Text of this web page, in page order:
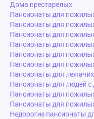
Дома престарелых
Пансионаты для
Пансионаты для
Пансионаты для
Пансионаты для
Пансионаты для
Пансионаты для
Пансионаты для
Пансионаты для людей с
Пансионаты для
Пансионаты для
Недорогие пансионаты